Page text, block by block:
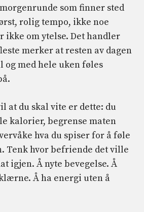
som finner sted
rolig tempo, ikke noe
ikke om ytelse. Det handler
merker at resten av dagen
og med hele uken føles
at du skal vite er dette: du
kalorier, begrense maten
hva du spiser for å føle
Tenk hvor befriende det ville
igjen. Å nyte bevegelse. Å
Å ha energi uten å